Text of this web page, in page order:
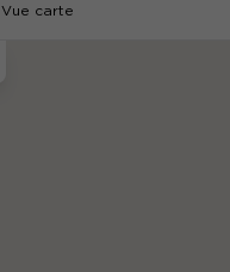
Vue carte